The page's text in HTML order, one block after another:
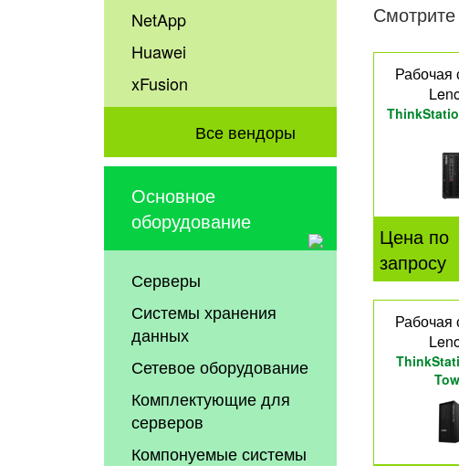
NetApp
Huawei
xFusion
Все вендоры
Основное
оборудование
Серверы
Системы хранения
данных
Сетевое оборудование
Комплектующие для
серверов
Компонуемые системы
Рабочая
Цена по
запросу
Рабочая